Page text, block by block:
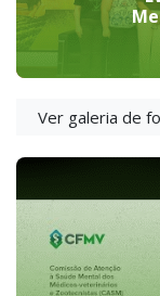
Ver galeria de